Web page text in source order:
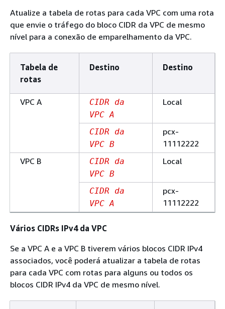
Atualize a tabela de rotas para cada VPC com uma rota
que envie o tráfego do bloco CIDR da VPC de mesmo
nível para a conexão de emparelhamento da VPC.
Tabela de
rotas
Destino Destino
VPC A
CIDR da
VPC A
Local
CIDR da
VPC B
pcx-
11112222
VPC B
CIDR da
VPC B
Local
CIDR da
VPC A
pcx-
11112222
Vários CIDRs IPv4 da VPC
Se a VPC A e a VPC B tiverem vários blocos CIDR IPv4
associados, você poderá atualizar a tabela de rotas
para cada VPC com rotas para alguns ou todos os
blocos CIDR IPv4 da VPC de mesmo nível.